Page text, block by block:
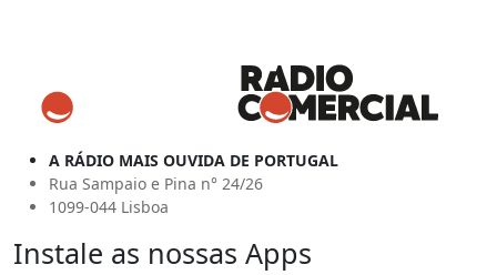
A RÁDIO MAIS OUVIDA DE PORTUGAL
Rua Sampaio e Pina n° 24/26
1099-044 Lisboa
Instale as nossas Apps